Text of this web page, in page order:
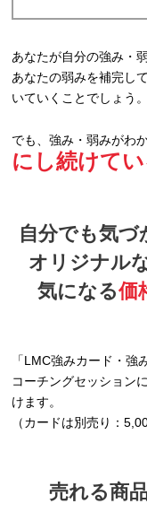
あなたが自分の強み・
あなたの弱みを補完し
いていくことでしょう。
でも、強み・弱みがわ
にし続けて
自分でも気づ
オリジナル
気になる価
「LMC強みカード・
コーチングセッション
けます。
（カードは別売り：
売れる商